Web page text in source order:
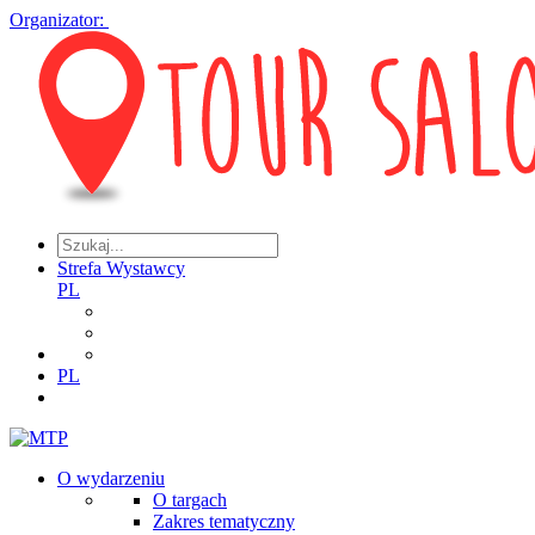
Organizator:
Strefa Wystawcy
PL
PL
O wydarzeniu
O targach
Zakres tematyczny